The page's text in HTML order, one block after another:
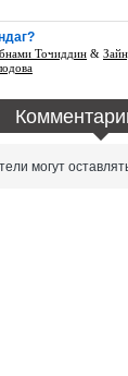
Точиддин &
могут